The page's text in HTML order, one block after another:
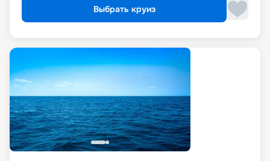
Выбрать круиз